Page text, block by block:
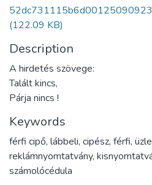
(122.09 KB)
Description
A hirdetés szövege:
Talált kincs,
Párja nincs !
Keywords
férfi cipő, lábbeli, cipész, férfi,
reklámnyomtatvány,
számolócédula